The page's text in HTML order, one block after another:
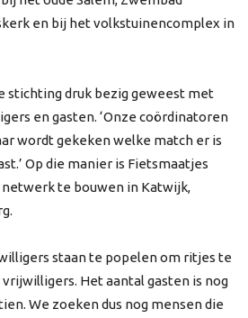
en bij het volkstuinencomplex in
stichting druk bezig geweest met
en gasten. ‘Onze coördinatoren
wordt gekeken welke match er is
Op die manier is Fietsmaatjes
te bouwen in Katwijk,
staan te popelen om ritjes te
vrijwilligers. Het aantal gasten is nog
We zoeken dus nog mensen die